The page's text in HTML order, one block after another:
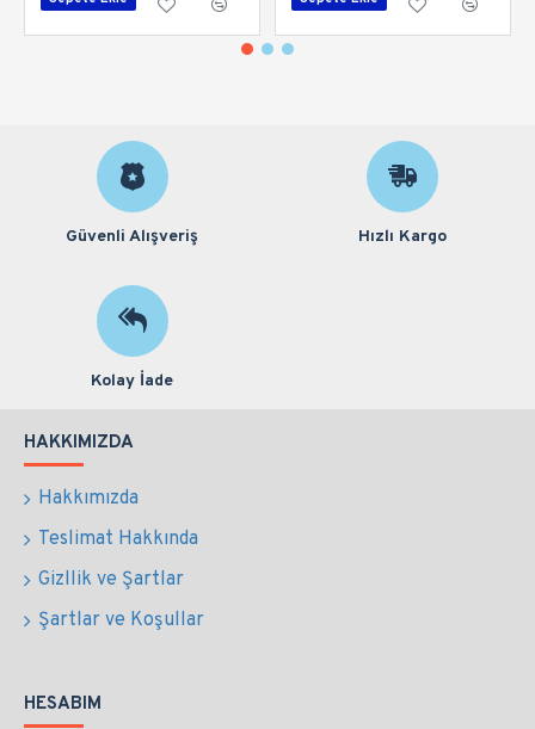
Güvenli Alışveriş Hızlı Kargo
Kolay İade
HAKKIMIZDA
Hakkımızda
Teslimat Hakkında
Gizllik ve Şartlar
Şartlar ve Koşullar
HESABIM